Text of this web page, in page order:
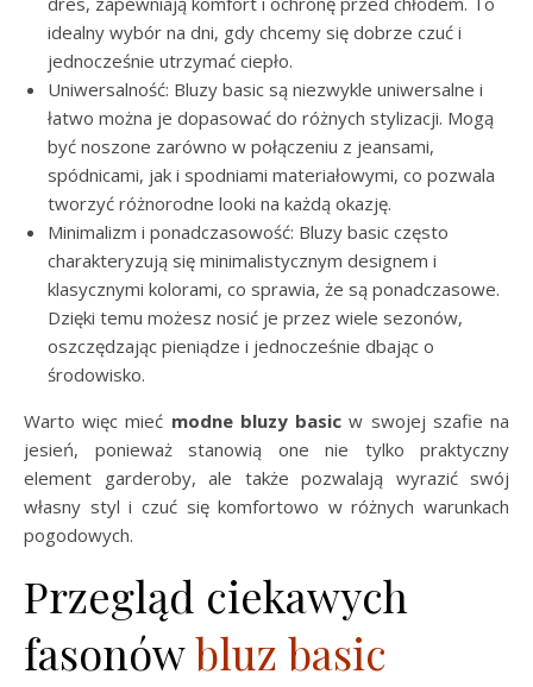
idealny wybór na dni, gdy chcemy się dobrze czuć i
jednocześnie utrzymać ciepło.
Uniwersalność: Bluzy basic są niezwykle uniwersalne i
łatwo można je dopasować do różnych stylizacji. Mogą
być noszone zarówno w połączeniu z jeansami,
spódnicami, jak i spodniami materiałowymi, co pozwala
tworzyć różnorodne looki na każdą okazję.
Minimalizm i ponadczasowość: Bluzy basic często
charakteryzują się minimalistycznym designem i
klasycznymi kolorami, co sprawia, że są ponadczasowe.
Dzięki temu możesz nosić je przez wiele sezonów,
oszczędzając pieniądze i jednocześnie dbając o
środowisko.
Warto więc mieć modne bluzy basic w swojej szafie na
jesień, ponieważ stanowią one nie tylko praktyczny
element garderoby, ale także pozwalają wyrazić swój
własny styl i czuć się komfortowo w różnych warunkach
pogodowych.
Przegląd ciekawych
fasonówbluz basic